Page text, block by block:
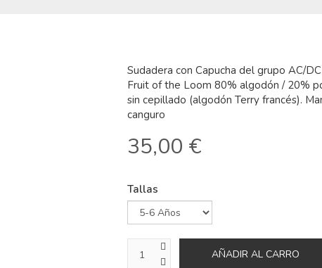
Sudadera con Capucha del grupo AC/DC
Fruit of the Loom 80% algodón / 20%
sin cepillado (algodón Terry francés).
canguro
35,00 €
Tallas